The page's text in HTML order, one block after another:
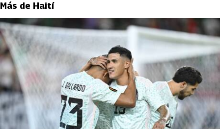
Más de Haití